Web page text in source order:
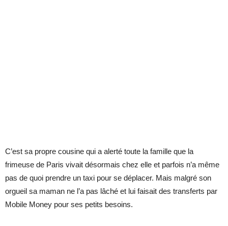
C’est sa propre cousine qui a alerté toute la famille que la
frimeuse de Paris vivait désormais chez elle et parfois n’a même
pas de quoi prendre un taxi pour se déplacer. Mais malgré son
orgueil sa maman ne l’a pas lâché et lui faisait des transferts par
Mobile Money pour ses petits besoins.